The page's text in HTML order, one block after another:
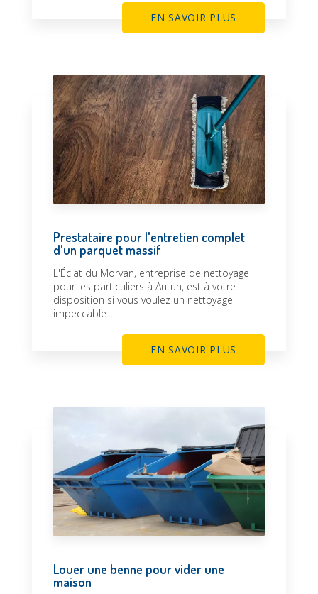
EN SAVOIR PLUS
Prestataire pour l'entretien complet
d'un parquet massif
L'Éclat du Morvan, entreprise de nettoyage
pour les particuliers à Autun, est à votre
disposition si vous voulez un nettoyage
impeccable....
EN SAVOIR PLUS
Louer une benne pour vider une
maison